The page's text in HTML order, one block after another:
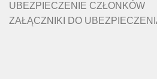
UBEZPIECZENIE CZŁONKÓW
ZAŁĄCZNIKI DO